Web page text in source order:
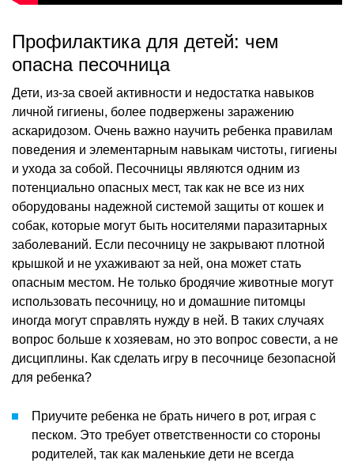
Профилактика для детей: чем
опасна песочница
Дети, из-за своей активности и недостатка навыков
личной гигиены, более подвержены заражению
аскаридозом. Очень важно научить ребенка правилам
поведения и элементарным навыкам чистоты, гигиены
и ухода за собой. Песочницы являются одним из
потенциально опасных мест, так как не все из них
оборудованы надежной системой защиты от кошек и
собак, которые могут быть носителями паразитарных
заболеваний. Если песочницу не закрывают плотной
крышкой и не ухаживают за ней, она может стать
опасным местом. Не только бродячие животные могут
использовать песочницу, но и домашние питомцы
иногда могут справлять нужду в ней. В таких случаях
вопрос больше к хозяевам, но это вопрос совести, а не
дисциплины. Как сделать игру в песочнице безопасной
для ребенка?
Приучите ребенка не брать ничего в рот, играя с
песком. Это требует ответственности со стороны
родителей, так как маленькие дети не всегда